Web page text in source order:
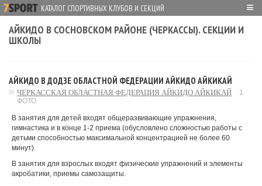
КАТАЛОГ СПОРТИВНЫХ КЛУБОВ И СЕКЦИЙ ≡
АЙКИДО В СОСНОВСКОМ РАЙОНЕ (ЧЕРКАССЫ). СЕКЦИИ И
ШКОЛЫ
АЙКИДО В ДОДЗЕ ОБЛАСТНОЙ ФЕДЕРАЦИИ АЙКИДО АЙКИКАЙ
ЧЕРКАССКАЯ ОБЛАСТНАЯ ФЕДЕРАЦИЯ АЙКИДО АЙКИКАЙ
1
ФОТО
В занятия для детей входят общеразвивающие упражнения,
гимнастика и в конце 1-2 приема (обусловлено сложностью работы с
детьми способностью максимальной концентрацией не более 60
минут).
В занятия для взрослых входят физические упражнений и элементы
акробатики, приемы самозащиты.